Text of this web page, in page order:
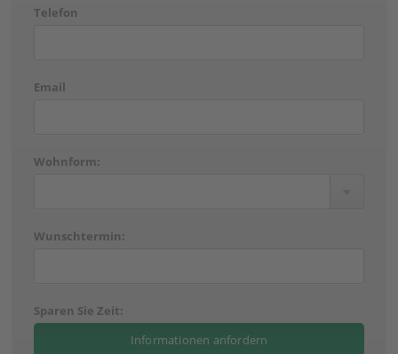
Telefon
Email
Wohnform:
Wunschtermin:
Sparen Sie Zeit: